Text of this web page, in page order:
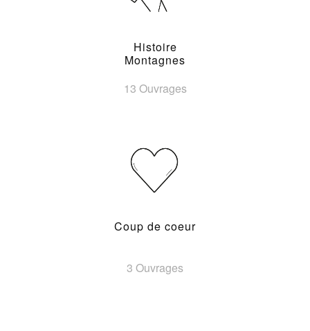
Histoire
Montagnes
13 Ouvrages
Coup de coeur
3 Ouvrages